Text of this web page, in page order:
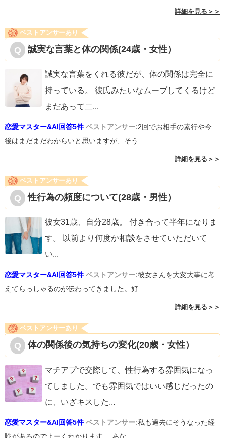
詳細を見る＞＞
ベストアンサーあり
誠実な言葉と体の関係(24歳・女性）
誠実な言葉をくれる彼だが、体の関係は完全に
持っている。 彼氏みたいなムーブしてくるけど
まだあって二...
恋愛マスター&AI回答5件 ベストアンサー:2回でお相手の素行や今
後はまだまだわからいと思いますが、そう...
詳細を見る＞＞
ベストアンサーあり
性行為の頻度について(28歳・男性）
彼女31歳、自分28歳。 付き合って半年になりま
す。 以前より何度か相談をさせていただいて
い...
恋愛マスター&AI回答5件 ベストアンサー:彼女さんを大変大事に考
えてらっしゃるのが伝わってきました。好...
詳細を見る＞＞
ベストアンサーあり
体の関係後の気持ちの変化(20歳・女性）
マチアプで交際して、性行為する雰囲気になっ
てしました。でも雰囲気ではいい感じだったの
に、いざキスした...
恋愛マスター&AI回答5件 ベストアンサー:私も過去にそうなった経